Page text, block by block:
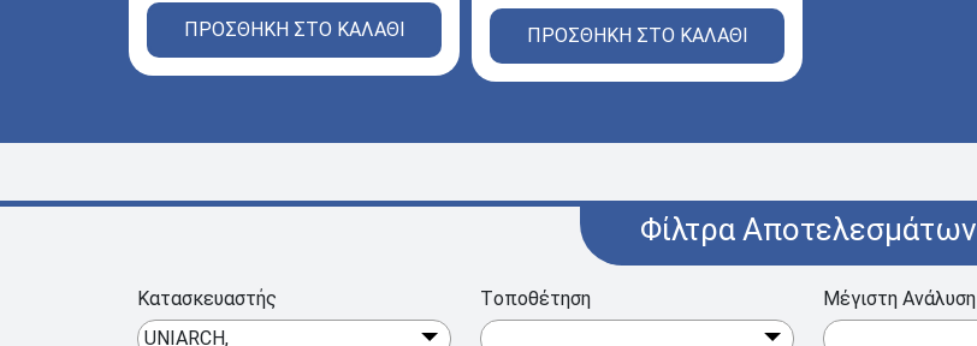
ΠΡΟΣΘΗΚΗ ΣΤΟ ΚΑΛΑΘΙ ΠΡΟΣΘΗΚΗ ΣΤΟ ΚΑΛΑΘΙ
Φίλτρα Αποτελεσμάτων
Κατασκευαστής
UNIARCH,
Tοποθέτηση Μέγιστη Ανάλυση